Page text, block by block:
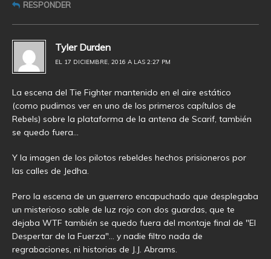
RESPONDER
Tyler Durden
EL 17 DICIEMBRE, 2016 A LAS 2:27 PM
La escena del Tie Fighter mantenido en el aire estático
(como pudimos ver en uno de los primeros capítulos de
Rebels) sobre la plataforma de la antena de Scarif, también
se quedo fuera…
Y la imagen de los pilotos rebeldes hechos prisioneros por
las calles de Jedha.
Pero la escena de un guerrero encapuchado que desplegaba
un misterioso sable de luz rojo con dos guardas, que te
dejaba WTF también se quedo fuera del montaje final de "El
Despertar de la Fuerza"… y nadie filtro nada de
regrabaciones, ni historias de J.J. Abrams.